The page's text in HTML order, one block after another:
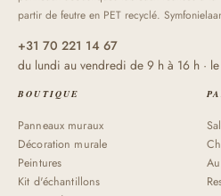
partir de feutre en PET recyclé.
+31 70 221 14 67
du lundi au vendredi de 9 h à 16 h ·
BOUTIQUE
Panneaux muraux
Décoration murale
Peintures
Kit d'échantillons